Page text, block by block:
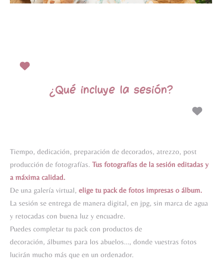
¿Qué incluye la sesión?
Tiempo, dedicación, preparación de decorados, atrezzo, post
producción de fotografías. Tus fotografías de la sesión editadas y
a máxima calidad.
De una galería virtual, elige tu pack de fotos impresas o álbum.
La sesión se entrega de manera digital, en jpg, sin marca de agua
y retocadas con buena luz y encuadre.
Puedes completar tu pack con productos de
decoración, álbumes para los abuelos…, donde vuestras fotos
lucirán mucho más que en un ordenador.